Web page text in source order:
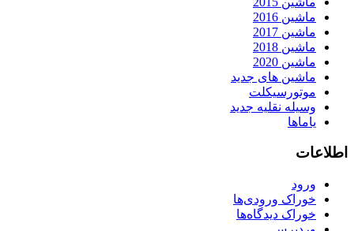
ماشین 2016
ماشین 2017
ماشین 2018
ماشین 2020
ماشین های جدید
موتورسیکلت
وسیله نقلیه جدید
یاماها
اطلاعات
ورود
خوراک ورودی‌ها
خوراک دیدگاه‌ها